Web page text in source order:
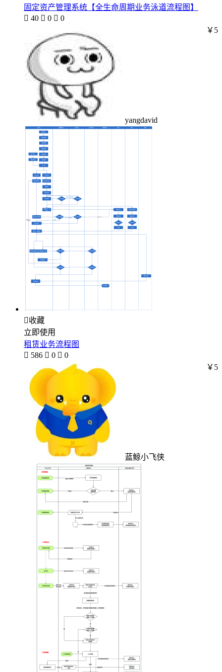
固定资产管理系统【全生命周期业务泳道流程图】
 40  0  0
yangdavid
￥5
收藏
立即使用
租赁业务流程图
 586  0  0
蓝鲸小飞侠
￥5